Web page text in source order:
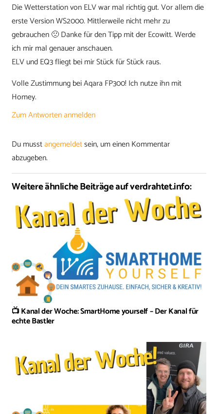
Die Wetterstation von ELV war mal richtig gut. Vor allem die
erste Version WS2000. Mittlerweile nicht mehr zu
gebrauchen 🙁 Danke für den Tipp mit der Ecowitt. Werde
ich mir mal genauer anschauen.
ELV und EQ3 fliegt bei mir Stück für Stück raus.
Volle Zustimmung bei Aqara FP300! Ich nutze ihn mit
Homey.
Zum Antworten anmelden
Du musstangemeldetsein, um einen Kommentar
abzugeben.
Weitere ähnliche Beiträge auf verdrahtet.info:
📺 Kanal der Woche: SmartHome yourself – Der Kanal für
echte Bastler